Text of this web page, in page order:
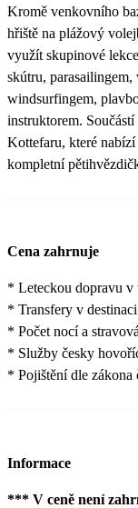
Kromě venkovního
hřiště na plážový
využít skupinové
skútru,
windsurfingem,
instruktorem.
Kottefaru, které
kompletní
Cena zahrnuje
* Leteckou dopravu v
* Transfery v destinaci
* Počet nocí a
* Služby česky
* Pojištění dle zákona
Informace
*** V ceně není